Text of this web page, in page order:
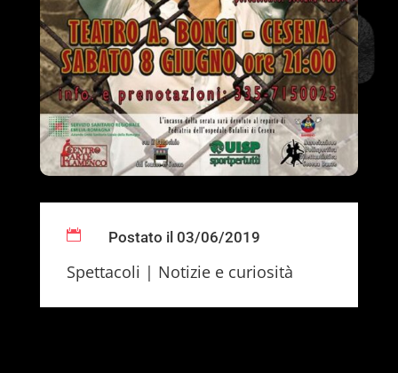
 Postato il 03/06/2019
Spettacoli | Notizie e curiosità